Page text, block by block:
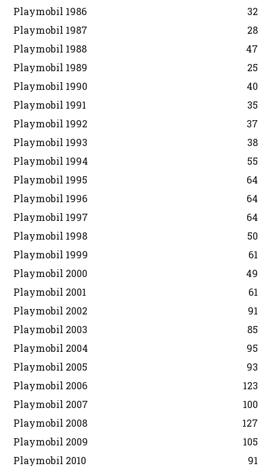
Playmobil 1986
32
Playmobil 1987
28
Playmobil 1988
47
Playmobil 1989
25
Playmobil 1990
40
Playmobil 1991
35
Playmobil 1992
37
Playmobil 1993
38
Playmobil 1994
55
Playmobil 1995
64
Playmobil 1996
64
Playmobil 1997
64
Playmobil 1998
50
Playmobil 1999
61
Playmobil 2000
49
Playmobil 2001
61
Playmobil 2002
91
Playmobil 2003
85
Playmobil 2004
95
Playmobil 2005
93
Playmobil 2006
123
Playmobil 2007
100
Playmobil 2008
127
Playmobil 2009
105
Playmobil 2010
91